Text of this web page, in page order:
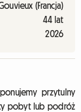
(Francja)
44 lat
2026
przytulny
pobyt lub podróż